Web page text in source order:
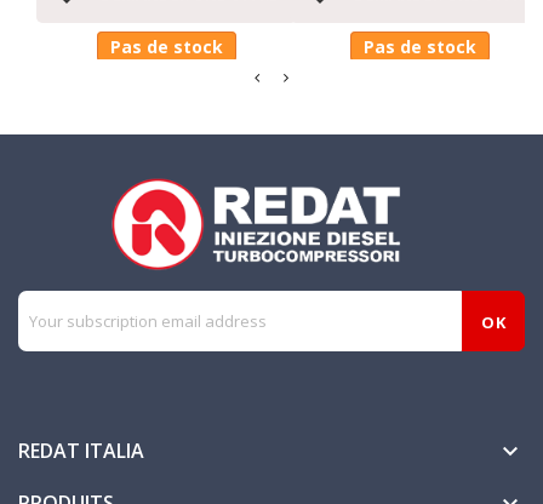
Pas de stock Pas de stock
REDAT ITALIA 